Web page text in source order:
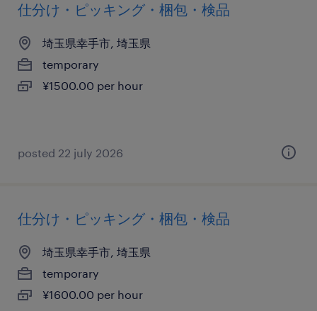
仕分け・ピッキング・梱包・検品
埼玉県幸手市, 埼玉県
temporary
¥1500.00 per hour
posted 22 july 2026
仕分け・ピッキング・梱包・検品
埼玉県幸手市, 埼玉県
temporary
¥1600.00 per hour